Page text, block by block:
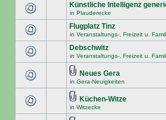
Künstliche Intelligenz
in Plauderecke
Flugplatz Tinz
in Veranstaltungs-, Freizeit u.
Debschwitz
in Veranstaltungs-, Freizeit u.
Neues Gera
in Gera-Neuigkeiten
Küchen-Witze
in Witzecke